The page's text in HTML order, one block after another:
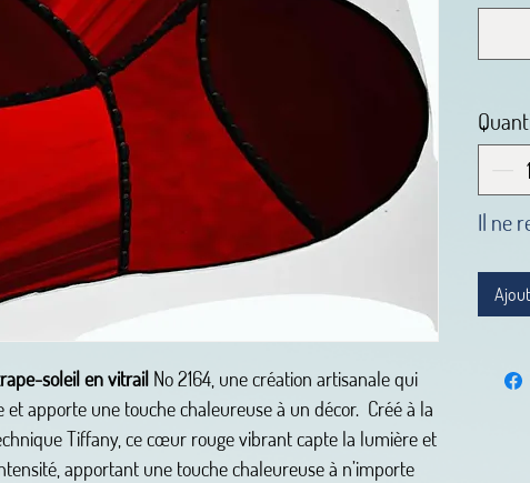
soleil en vitrail No 2164, une création artisanale qui
et apporte une touche chaleureuse à un décor. Créé à la
Tiffany, ce cœur rouge vibrant capte la lumière et
apportant une touche chaleureuse à n’importe
Il ne